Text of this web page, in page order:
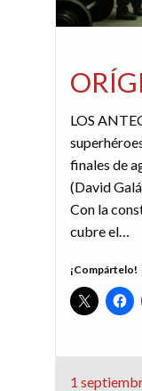
LOS
finales de
(David
Con la
cubre el…
¡Compártelo!
Publicado
1